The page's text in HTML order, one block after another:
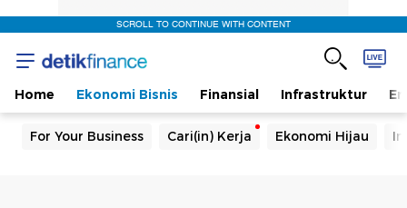
SCROLL TO CONTINUE WITH CONTENT
Home Ekonomi Bisnis Finansial Infrastruktur
For Your Business Cari(in) Kerja Ekonomi Hijau